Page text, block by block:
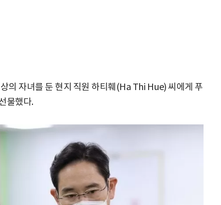
의 자녀를 둔 현지 직원 하티훼(Ha Thi Hue) 씨에게 푸
물했다.